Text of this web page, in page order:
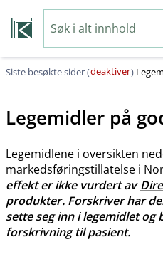
Siste besøkte sider (deaktiver)
Legemidler på
Legemidlene i oversikten
markedsføringstillatelse i
effekt er ikke vurdert av
produkter. Forskriver har
sette seg inn i legemidlet og
forskrivning til pasient.